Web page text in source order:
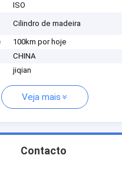
ISO
Cilindro de madeira
100km por hoje
CHINA
jiqian
Veja mais
Contacto